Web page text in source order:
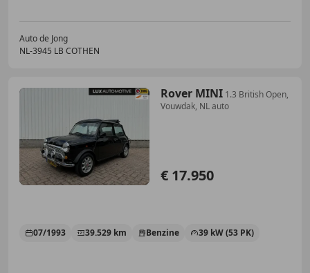
Auto de Jong
NL-3945 LB COTHEN
Rover MINI 1.3 British Open,
Vouwdak, NL auto
€ 17.950
07/1993 39.529 km Benzine 39 kW (53 PK)